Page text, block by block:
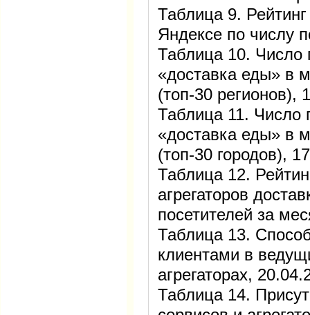
Таблица 9.
Яндексе по числу
Таблица 10. Число
«доставка еды» в
(топ-30 регионов),
Таблица 11. Число
«доставка еды» в
(топ-30 городов),
Таблица 12.
агрегаторов
посетителей за
Таблица 13.
клиентами в
агрегаторах,
Таблица 14.